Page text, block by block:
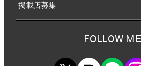
掲載店募集
FOLLOW ME